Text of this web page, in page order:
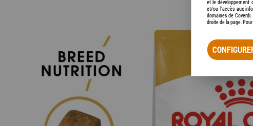
et le développement
et/ou l'accès aux
domaines de
droite de la page.